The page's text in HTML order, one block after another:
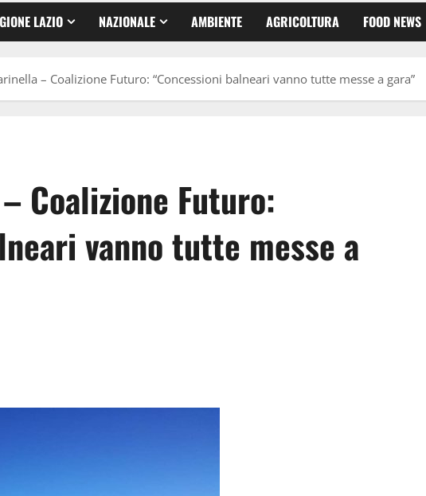
LAZIO NAZIONALE AMBIENTE AGRICOLTURA FOOD NEWS
– Coalizione Futuro: “Concessioni balneari vanno tutte messe a gara”
Coalizione Futuro:
vanno tutte messe a